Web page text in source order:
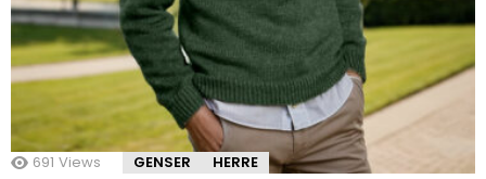
691 Views GENSER HERRE